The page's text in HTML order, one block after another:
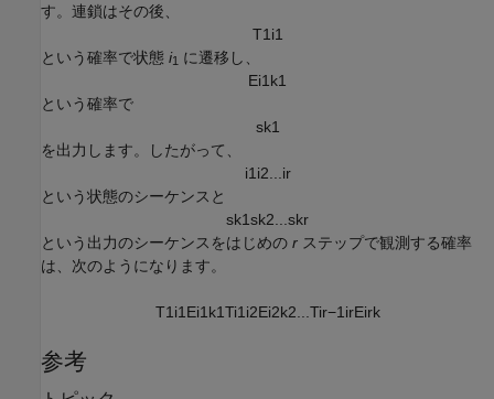
す。連鎖はその後、
T1 i1
という確率で状態 i1
に遷移し、
Ei1 k1
という確率で
sk1
を出力します。したがって、
i1 i2 ir
という状態のシーケンスと
sk1sk2 skr
という出力のシーケンスをはじめの r ステップで観測する確率
は、次のようになります。
T1 i1 Ei1 k1Ti1 i2Ei2k2 Tir−1 irEirk
参考